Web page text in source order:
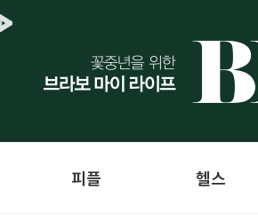
피플 헬스